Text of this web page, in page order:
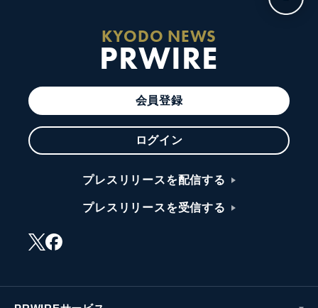
KYODO NEWS
PRWIRE
会員登録
ログイン
プレスリリースを配信する
プレスリリースを受信する